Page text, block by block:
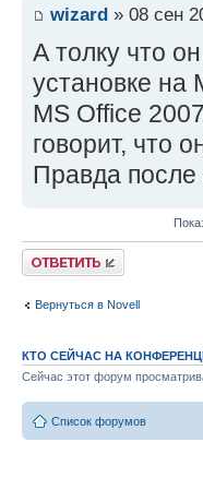
wizard » 08 сен
А толку что
установке на
MS Office
говорит, что
Правда после
Ответить
Вернуться в Novell
КТО СЕЙЧАС НА
Сейчас этот форум
Список форумов